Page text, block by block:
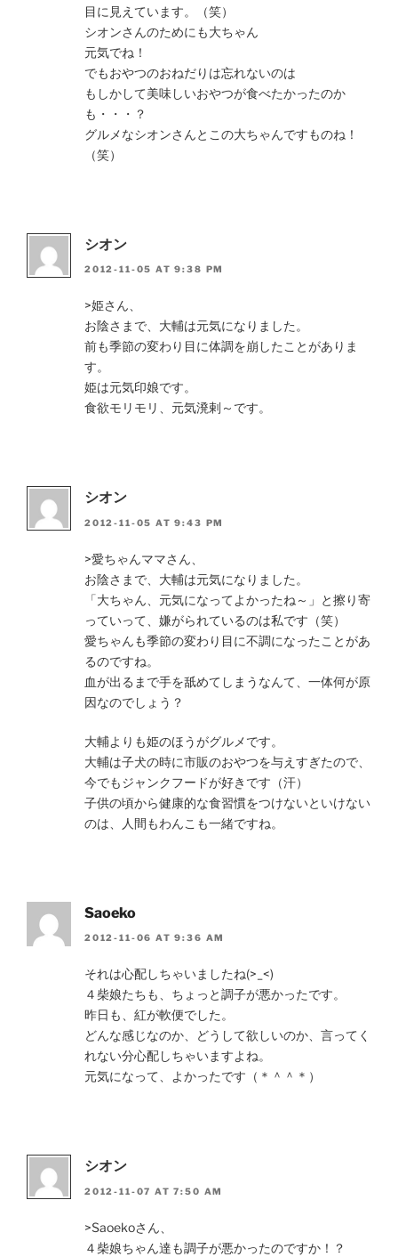
目に見えています。（笑）
シオンさんのためにも大ちゃん
元気でね！
でもおやつのおねだりは忘れないのは
もしかして美味しいおやつが食べたかったのか
も・・・？
グルメなシオンさんとこの大ちゃんですものね！
（笑）
シオン
2012-11-05 AT 9:38 PM
>姫さん、
お陰さまで、大輔は元気になりました。
前も季節の変わり目に体調を崩したことがありま
す。
姫は元気印娘です。
食欲モリモリ、元気溌剌～です。
シオン
2012-11-05 AT 9:43 PM
>愛ちゃんママさん、
お陰さまで、大輔は元気になりました。
「大ちゃん、元気になってよかったね～」と擦り寄
っていって、嫌がられているのは私です（笑）
愛ちゃんも季節の変わり目に不調になったことがあ
るのですね。
血が出るまで手を舐めてしまうなんて、一体何が原
因なのでしょう？
大輔よりも姫のほうがグルメです。
大輔は子犬の時に市販のおやつを与えすぎたので、
今でもジャンクフードが好きです（汗）
子供の頃から健康的な食習慣をつけないといけない
のは、人間もわんこも一緒ですね。
Saoeko
2012-11-06 AT 9:36 AM
それは心配しちゃいましたね(>_<)
４柴娘たちも、ちょっと調子が悪かったです。
昨日も、紅が軟便でした。
どんな感じなのか、どうして欲しいのか、言ってく
れない分心配しちゃいますよね。
元気になって、よかったです（＊＾＾＊）
シオン
2012-11-07 AT 7:50 AM
>Saoekoさん、
４柴娘ちゃん達も調子が悪かったのですか！？